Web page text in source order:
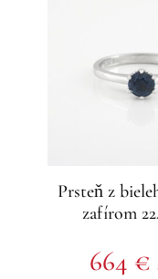
Prsteň z
zafírom
664 €